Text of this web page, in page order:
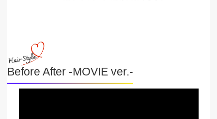
Before After -MOVIE ver.-